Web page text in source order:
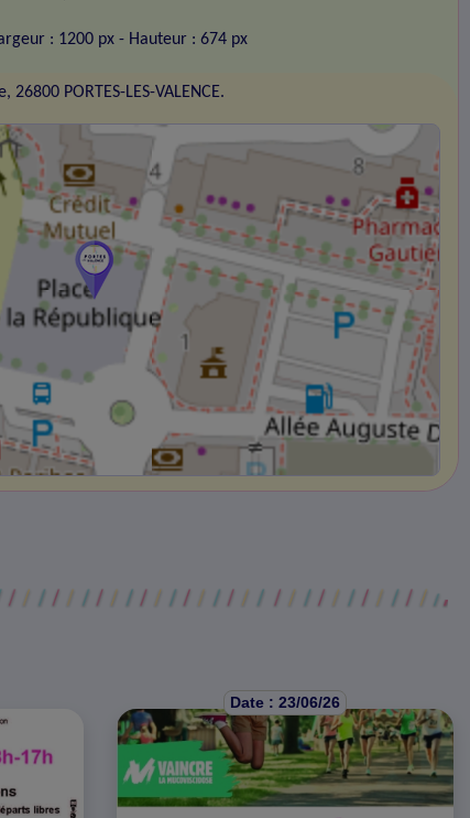
: 1200 px - Hauteur : 674 px
PORTES-LES-VALENCE.
Date : 23/06/26